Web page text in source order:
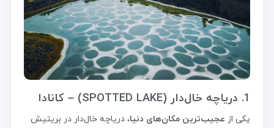
1. دریاچه خال‌دار (SPOTTED LAKE) – کانادا
یکی از عجیب‌ترین مکان‌های دنیا، دریاچه خال‌دار در بریتیش